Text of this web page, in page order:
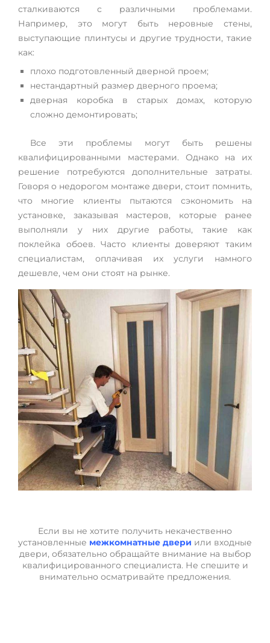
сталкиваются с различными проблемами.
Например, это могут быть неровные стены,
выступающие плинтусы и другие трудности, такие
как:
плохо подготовленный дверной проем;
нестандартный размер дверного проема;
дверная коробка в старых домах, которую
сложно демонтировать;
Все эти проблемы могут быть решены
квалифицированными мастерами. Однако на их
решение потребуются дополнительные затраты.
Говоря о недорогом монтаже двери, стоит помнить,
что многие клиенты пытаются сэкономить на
установке, заказывая мастеров, которые ранее
выполняли у них другие работы, такие как
поклейка обоев. Часто клиенты доверяют таким
специалистам, оплачивая их услуги намного
дешевле, чем они стоят на рынке.
Если вы не хотите получить некачественно
установленные межкомнатные двери или входные
двери, обязательно обращайте внимание на выбор
квалифицированного специалиста. Не спешите и
внимательно осматривайте предложения.